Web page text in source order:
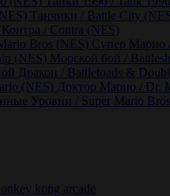
Танчики / Battle City
Контра / Contra (NES)
Супер Марио
Морской бой /
Доктор Марио / Dr.
kong arcade